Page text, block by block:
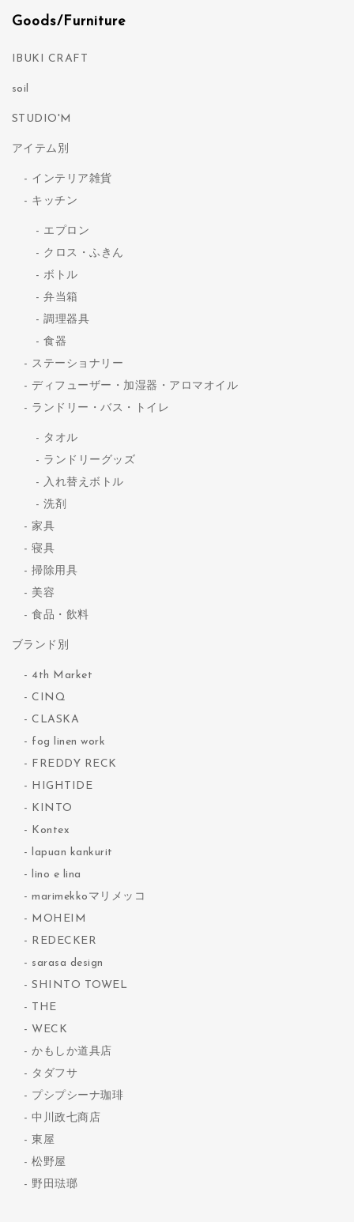
Goods/Furniture
IBUKI CRAFT
soil
STUDIO'M
アイテム別
インテリア雑貨
キッチン
エプロン
クロス・ふきん
ボトル
弁当箱
調理器具
食器
ステーショナリー
ディフューザー・加湿器・アロマオイル
ランドリー・バス・トイレ
タオル
ランドリーグッズ
入れ替えボトル
洗剤
家具
寝具
掃除用具
美容
食品・飲料
ブランド別
4th Market
CINQ
CLASKA
fog linen work
FREDDY RECK
HIGHTIDE
KINTO
Kontex
lapuan kankurit
lino e lina
marimekkoマリメッコ
MOHEIM
REDECKER
sarasa design
SHINTO TOWEL
THE
WECK
かもしか道具店
タダフサ
プシプシーナ珈琲
中川政七商店
東屋
松野屋
野田琺瑯